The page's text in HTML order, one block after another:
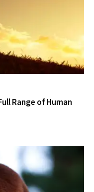
Range of Human